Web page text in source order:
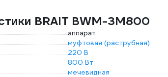
BRAIT BWM-3M800
аппарат
муфтовая (раструбная)
220 В
800 Вт
мечевидная